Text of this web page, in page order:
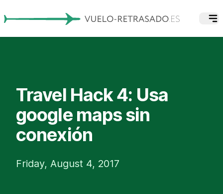
Travel Hack 4: Usa
google maps sin
conexión
Friday, August 4, 2017